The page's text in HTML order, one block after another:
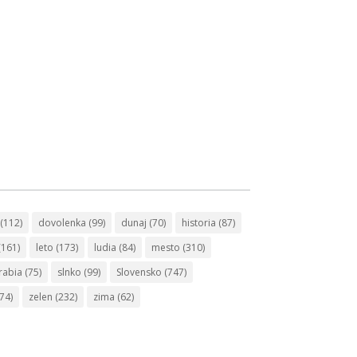
(112) dovolenka (99) dunaj (70) historia (87)
leto (173) ludia (84) mesto (310)
(75) slnko (99) Slovensko (747)
zelen (232) zima (62)